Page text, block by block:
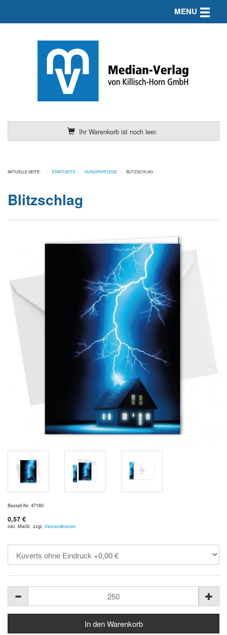
Ihr Warenkorb ist noch leer.
MENU Toggle
AKTUELLE SEITE: STARTSEITE KUNDENPFLEGE BLITZSCHLAG
Blitzschlag
Bestell-Nr. 47160
0,57 €
inkl. MwSt. zzgl. Versandkosten